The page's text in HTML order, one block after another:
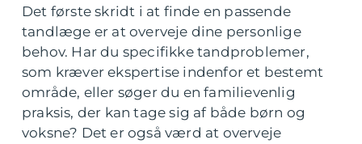
Det første skridt i at finde en passende
tandlæge er at overveje dine personlige
behov. Har du specifikke tandproblemer,
som kræver ekspertise indenfor et bestemt
område, eller søger du en familievenlig
praksis, der kan tage sig af både børn og
voksne? Det er også værd at overveje